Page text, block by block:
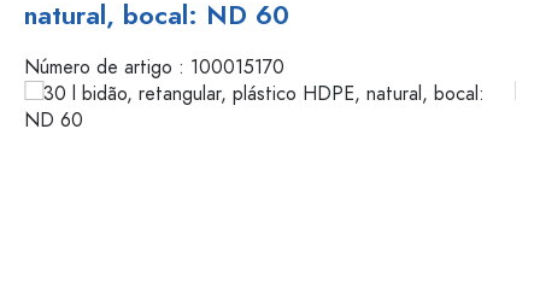
natural, bocal: ND 60
Número de artigo : 100015170